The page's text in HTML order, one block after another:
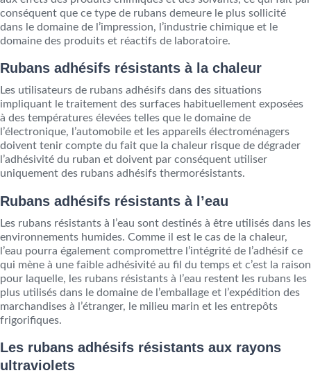
conséquent que ce type de rubans demeure le plus sollicité
dans le domaine de l’impression, l’industrie chimique et le
domaine des produits et réactifs de laboratoire.
Rubans adhésifs résistants à la chaleur
Les utilisateurs de rubans adhésifs dans des situations
impliquant le traitement des surfaces habituellement exposées
à des températures élevées telles que le domaine de
l’électronique, l’automobile et les appareils électroménagers
doivent tenir compte du fait que la chaleur risque de dégrader
l’adhésivité du ruban et doivent par conséquent utiliser
uniquement des rubans adhésifs thermorésistants.
Rubans adhésifs résistants à l’eau
Les rubans résistants à l’eau sont destinés à être utilisés dans les
environnements humides. Comme il est le cas de la chaleur,
l’eau pourra également compromettre l’intégrité de l’adhésif ce
qui mène à une faible adhésivité au fil du temps et c’est la raison
pour laquelle, les rubans résistants à l’eau restent les rubans les
plus utilisés dans le domaine de l’emballage et l’expédition des
marchandises à l’étranger, le milieu marin et les entrepôts
frigorifiques.
Les rubans adhésifs résistants aux rayons
ultraviolets